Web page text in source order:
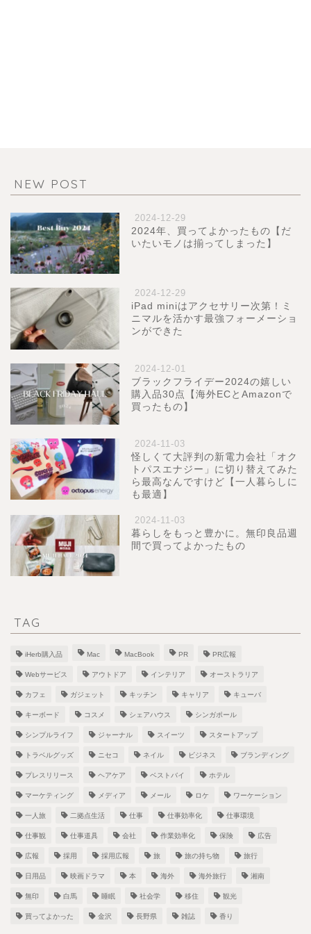
NEW POST
2024-12-29
2024年、買ってよかったもの【だ
いたいモノは揃ってしまった】
2024-12-29
iPad miniはアクセサリー次第！ミ
ニマルを活かす最強フォーメーショ
ンができた
2024-12-01
ブラックフライデー2024の嬉しい
購入品30点【海外ECとAmazonで
買ったもの】
2024-11-03
怪しくて大評判の新電力会社「オク
トパスエナジー」に切り替えてみた
ら最高なんですけど【一人暮らしに
も最適】
2024-11-03
暮らしをもっと豊かに。無印良品週
間で買ってよかったもの
TAG
iHerb購入品 Mac MacBook PR PR広報
Webサービス アウトドア インテリア オーストラリア
カフェ ガジェット キッチン キャリア キューバ
キーボード コスメ シェアハウス シンガポール
シンプルライフ ジャーナル スイーツ スタートアップ
トラベルグッズ ニセコ ネイル ビジネス ブランディング
プレスリリース ヘアケア ベストバイ ホテル
マーケティング メディア メール ロケ ワーケーション
一人旅 二拠点生活 仕事 仕事効率化 仕事環境
仕事観 仕事道具 会社 作業効率化 保険 広告
広報 採用 採用広報 旅 旅の持ち物 旅行
日用品 映画ドラマ 本 海外 海外旅行 湘南
無印 白馬 睡眠 社会学 移住 観光
買ってよかった 金沢 長野県 雑誌 香り